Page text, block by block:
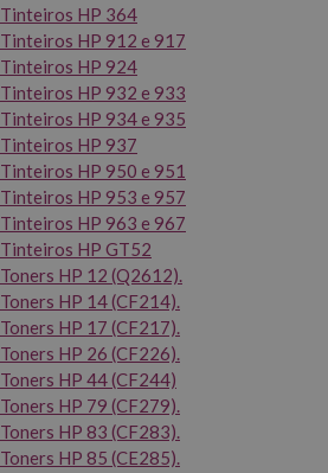
Tinteiros HP 364
Tinteiros HP 912 e 917
Tinteiros HP 924
Tinteiros HP 932 e 933
Tinteiros HP 934 e 935
Tinteiros HP 937
Tinteiros HP 950 e 951
Tinteiros HP 953 e 957
Tinteiros HP 963 e 967
Tinteiros HP GT52
Toners HP 12 (Q2612).
Toners HP 14 (CF214).
Toners HP 17 (CF217).
Toners HP 26 (CF226).
Toners HP 44 (CF244)
Toners HP 79 (CF279).
Toners HP 83 (CF283).
Toners HP 85 (CE285).